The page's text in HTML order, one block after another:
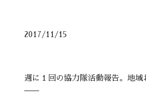
2017/11/15
週に１回の協力隊活動報告。地域